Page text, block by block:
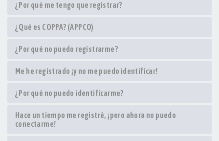
¿Por qué me tengo que registrar?
¿Qué es COPPA? (APPCO)
¿Por qué no puedo registrarme?
Me he registrado ¡y no me puedo identificar!
¿Por qué no puedo identificarme?
Hace un tiempo me registré, ¡pero ahora no puedo
conectarme!